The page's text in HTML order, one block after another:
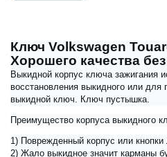
Ключ Volkswagen
Хорошего качества
Выкидной корпус ключа зажигания
восстановления выкидного или для
выкидной ключ. Ключ пустышка.
Преимущество корпуса выкидного
1) Поврежденный корпус или кнопки
2) Жало выкидное значит карманы